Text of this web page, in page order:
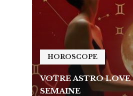
HOROSCOPE
VOTRE ASTRO LOVE
SEMAINE